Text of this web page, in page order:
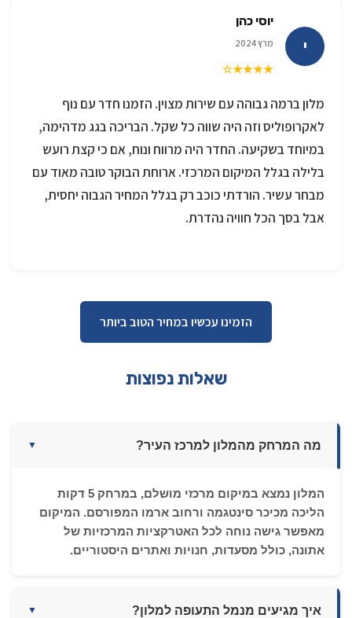
י
יוסי כהן
מרץ 2024
★★★★☆
מלון ברמה גבוהה עם שירות מצוין. הזמנו חדר עם נוף
לאקרופוליס וזה היה שווה כל שקל. הבריכה בגג מדהימה,
במיוחד בשקיעה. החדר היה מרווח ונוח, אם כי קצת רועש
בלילה בגלל המיקום המרכזי. ארוחת הבוקר טובה מאוד עם
מבחר עשיר. הורדתי כוכב רק בגלל המחיר הגבוה יחסית,
אבל בסך הכל חוויה נהדרת.
הזמינו עכשיו במחיר הטוב ביותר
שאלות נפוצות
מה המרחק מהמלון למרכז העיר? ▼
המלון נמצא במיקום מרכזי מושלם, במרחק 5 דקות
הליכה מכיכר סינטגמה ורחוב ארמו המפורסם. המיקום
מאפשר גישה נוחה לכל האטרקציות המרכזיות של
אתונה, כולל מסעדות, חנויות ואתרים היסטוריים.
איך מגיעים מנמל התעופה למלון? ▼